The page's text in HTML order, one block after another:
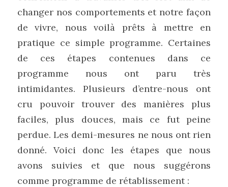
changer nos comportements et notre façon
de vivre, nous voilà prêts à mettre en
pratique ce simple programme. Certaines
de ces étapes contenues dans ce
programme nous ont paru très
intimidantes. Plusieurs d’entre-nous ont
cru pouvoir trouver des manières plus
faciles, plus douces, mais ce fut peine
perdue. Les demi-mesures ne nous ont rien
donné. Voici donc les étapes que nous
avons suivies et que nous suggérons
comme programme de rétablissement :